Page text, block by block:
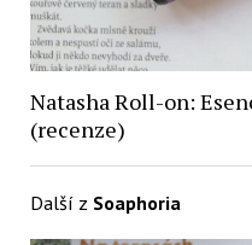
Natasha Roll-on:
(recenze)
Další z Soaphoria